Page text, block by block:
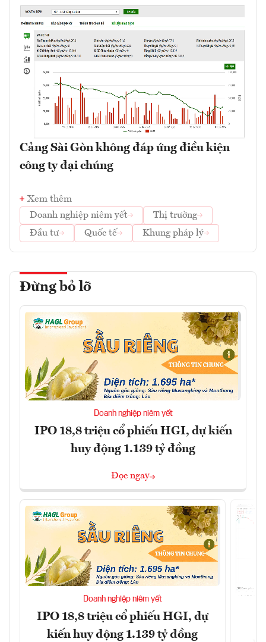
Cảng Sài Gòn không đáp ứng điều kiện
công ty đại chúng
Xem thêm
Doanh nghiệp niêm yết
Thị trường
Đầu tư
Quốc tế Khung pháp lý
Đừng bỏ lỡ
Doanh nghiệp niêm yết
IPO 18,8 triệu cổ phiếu HGI, dự kiến
huy động 1.139 tỷ đồng
Đọc ngay
Doanh nghiệp niêm yết
IPO 18,8 triệu cổ phiếu HGI, dự
kiến huy động 1.139 tỷ đồng